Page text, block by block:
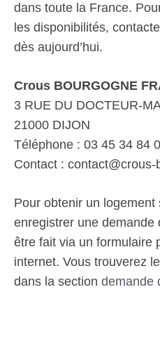
dans toute la France.
les disponibilités,
dès aujourd’hui.
Crous BOURGOGNE
3 RUE DU DOCTEUR-
21000 DIJON
Téléphone : 03 45 34 84
Contact : contact@crous-
Pour obtenir un logement
enregistrer une demande
être fait via un formulaire
internet. Vous trouverez
dans la section demande